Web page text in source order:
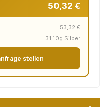
50,32 €
53,32 €
31,10g Silber
stellen